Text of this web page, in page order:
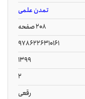
تمدن علمی
208 صفحه
9786226310161
1399
2
رقعی